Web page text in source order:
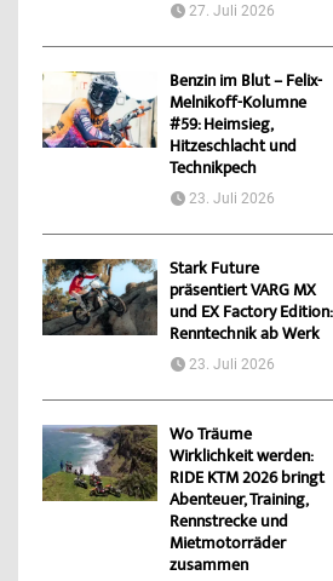
27. Juli 2026
Benzin im Blut – Felix-
Melnikoff-Kolumne
#59: Heimsieg,
Hitzeschlacht und
Technikpech
23. Juli 2026
Stark Future
präsentiert VARG MX
und EX Factory Edition:
Renntechnik ab Werk
23. Juli 2026
Wo Träume
Wirklichkeit werden:
RIDE KTM 2026 bringt
Abenteuer, Training,
Rennstrecke und
Mietmotorräder
zusammen